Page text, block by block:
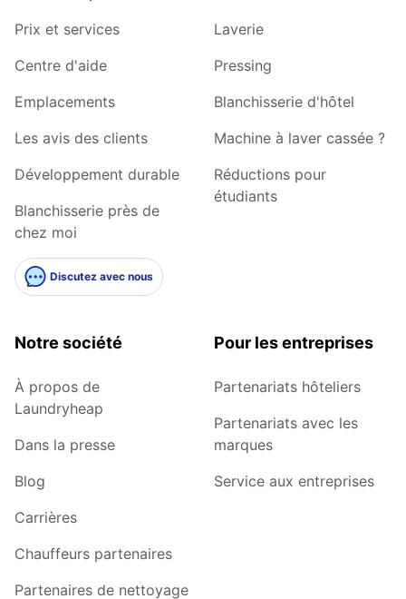
Prix et services
Centre d'aide
Emplacements
Les avis des clients
Développement durable
Blanchisserie près de
chez moi
Discutez avec nous
Laverie
Pressing
Blanchisserie d'hôtel
Machine à laver cassée ?
Réductions pour
étudiants
Notre société
À propos de
Laundryheap
Dans la presse
Blog
Carrières
Chauffeurs partenaires
Partenaires de nettoyage
Pour les entreprises
Partenariats hôteliers
Partenariats avec les
marques
Service aux entreprises